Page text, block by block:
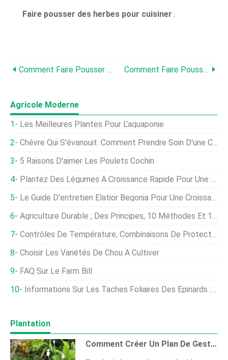
Faire pousser des herbes pour cuisiner .
Comment Faire Pousser Du Thym Comment Faire Pousser Du Basilic
Agricole Moderne
Les Meilleures Plantes Pour L'aquaponie
Chèvre Qui S'évanouit :comment Prendre Soin D'une Chèvre Qui S'évanouit
5 Raisons D'aimer Les Poulets Cochin
Plantez Des Légumes À Croissance Rapide Pour Une Récolte Locale En Six Semaines Ou Moins
Le Guide D'entretien Elatior Begonia Pour Une Croissance Réussie !
Agriculture Durable ; Des Principes, 10 Méthodes Et 14 Avantages !
Contrôles De Température, Combinaisons De Protection:le Secteur Céréalier Argentin Se Prépare Au 1er Cas De Coronavirus
Choisir Les Variétés De Chou À Cultiver
FAQ Sur Le Farm Bill
Informations Sur Les Taches Foliaires Des Épinards :en Savoir Plus Sur Les Épinards Avec Des Taches Foliaires
Plantation
Comment Créer Un Plan De Gestion Des Cultures Simple